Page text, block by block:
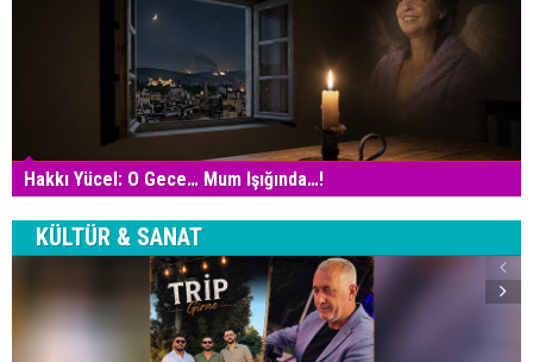
Hakkı Yücel: O Gece… Mum Işığında…!
KÜLTÜR & SANAT